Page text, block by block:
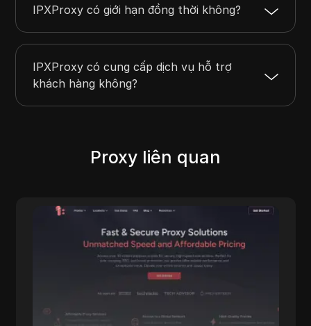
IPXProxy có giới hạn đồng thời không?
IPXProxy có cung cấp dịch vụ hỗ trợ
khách hàng không?
Proxy liên quan
IpnProxy
IpnProxy.com nổi bật là sự lựa chọn hàng
đầu cho các doanh nghiệp và người dùng cá
nhân, cung cấp proxy bảo mật và hiệu quả
cho thu thập dữ liệu web, thu thập thông tin
và duyệt web ẩn danh. IpnProxy.com cung
cấp nhiều tính năng đáp ứng đa dạng nhu cầu